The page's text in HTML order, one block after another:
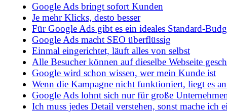
Google Ads bringt sofort Kunden
Je mehr Klicks, desto besser
Für Google Ads gibt es ein ideales Standard-
Google Ads macht SEO überflüssig
Einmal eingerichtet, läuft alles von selbst
Alle Besucher können auf dieselbe Webseite
Google wird schon wissen, wer mein Kunde ist
Wenn die Kampagne nicht funktioniert, liegt es
Google Ads lohnt sich nur für große
Ich muss jedes Detail verstehen, sonst mache ich